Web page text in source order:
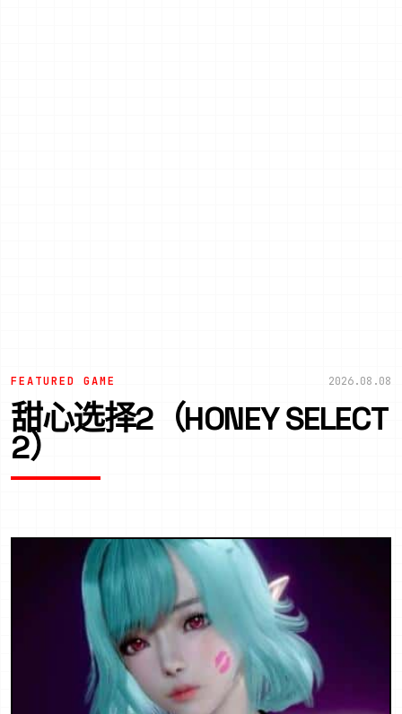
FEATURED GAME 2026.08.08
甜心选择2（HONEY SELECT
2）